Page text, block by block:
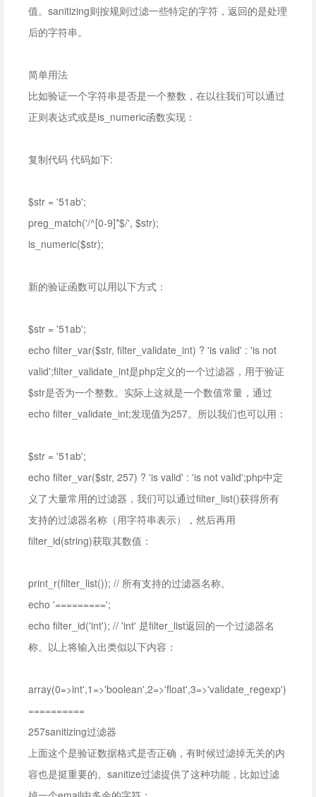
值。sanitizing则按规则过滤一些特定的字符，返回的是处理
后的字符串。
简单用法
比如验证一个字符串是否是一个整数，在以往我们可以通过
正则表达式或是is_numeric函数实现：
复制代码 代码如下:
$str = '51ab';
preg_match('/^[0-9]*$/', $str);
is_numeric($str);
新的验证函数可以用以下方式：
$str = '51ab';
echo filter_var($str, filter_validate_int) ? 'is valid' : 'is not
valid';filter_validate_int是php定义的一个过滤器，用于验证
$str是否为一个整数。实际上这就是一个数值常量，通过
echo filter_validate_int;发现值为257。所以我们也可以用：
$str = '51ab';
echo filter_var($str, 257) ? 'is valid' : 'is not valid';php中定
义了大量常用的过滤器，我们可以通过filter_list()获得所有
支持的过滤器名称（用字符串表示），然后再用
filter_id(string)获取其数值：
print_r(filter_list()); // 所有支持的过滤器名称。
echo '=========';
echo filter_id('int'); // 'int' 是filter_list返回的一个过滤器名
称。以上将输入出类似以下内容：
array(0=>int',1=>'boolean',2=>'float',3=>'validate_regexp')
==========
257sanitizing过滤器
上面这个是验证数据格式是否正确，有时候过滤掉无关的内
容也是挺重要的。sanitize过滤提供了这种功能，比如过滤